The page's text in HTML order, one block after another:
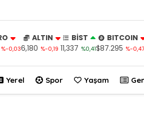
%-0,03
ALTIN
6,180 %-0,19
BİST
11,337 %0,41
BITCOIN
$87.295 %-0,47
Yerel Spor Yaşam